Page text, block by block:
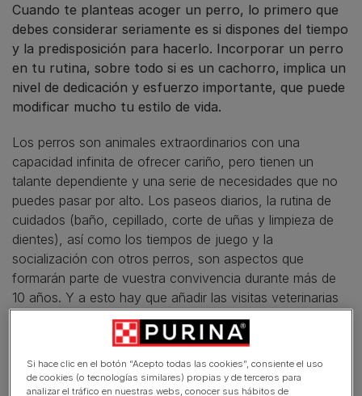
Cuando te planteas acoger un perro, lo primero que
debes considerar seriamente es si dispones del tiempo
y la predisposición para hacerlo. Incorporar un perro
en tu rutina, sobre todo si es un cachorro, implica un
nivel de dedicación y esfuerzo importante, que puede
modificar mucho tu estilo de vida.
Los perros son animales extraordinarios con una
capacidad infinita de ofrecer cariño, pero tienen un
talante dependiente y una serie de necesidades que no
puedes pasar por alto. Los paseos diarios, la rutina de
cuidados (baño, cepillado, corte de uñas y limpieza de
dientes), así como los tiempos de juego y la
socialización con otros perros, son aspectos que
formarán parte de vuestra convivencia durante más de
10 años. Y a esto hay que añadir las visitas veterinarias
que puedan producirse, con el coste que ello conlleva.
En este artículo
Si hace clic en el botón “Acepto todas las cookies”, consiente el uso
de cookies (o tecnologías similares) propias y de terceros para
analizar el tráfico en nuestras webs, conocer sus hábitos de